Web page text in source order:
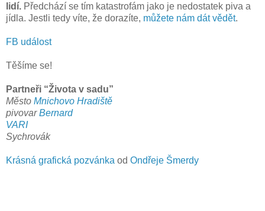
lidí. Předchází se tím katastrofám jako je nedostatek piva a
jídla. Jestli tedy víte, že dorazíte, můžete nám dát vědět.
FB událost
Těšíme se!
Partneři “Života v sadu”
Město Mnichovo Hradiště
pivovarBernard
VARI
Sychrovák
Krásná grafická pozvánka od Ondřeje Šmerdy